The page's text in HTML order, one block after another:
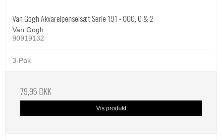
Van Gogh Akvarelpenselsæt Serie 191 - 000, 0 & 2
Van Gogh
90919132
3-Pak
79,95 DKK
Vis produkt